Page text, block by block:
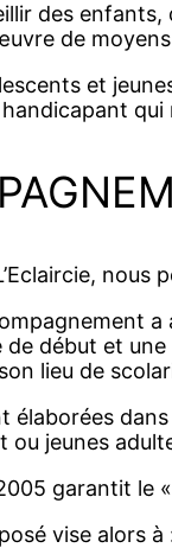
des
de
et
nous
début et une
lieu de
élaborées
ou jeunes
garantit le
vise alors à